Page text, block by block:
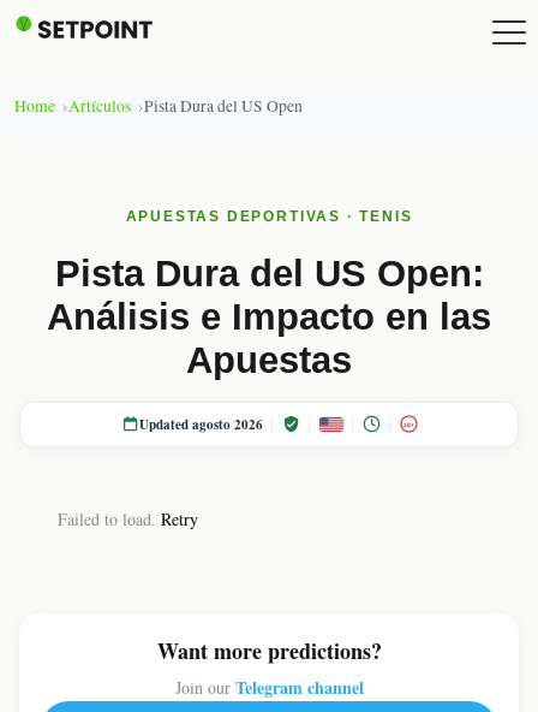
Home Artículos Pista Dura del US Open
APUESTAS DEPORTIVAS · TENIS
Pista Dura del US Open:
Análisis e Impacto en las
Apuestas
Updated agosto 2026 18+
Failed to load. Retry
Want more predictions?
Join our Telegram channel